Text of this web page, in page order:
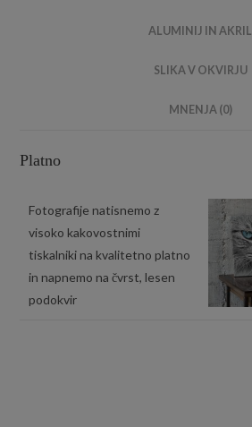
ALUMINIJ IN AKRIL
SLIKA V OKVIRJU
MNENJA (0)
Platno
Fotografije natisnemo z
visoko kakovostnimi
tiskalniki na kvalitetno platno
in napnemo na čvrst, lesen
podokvir